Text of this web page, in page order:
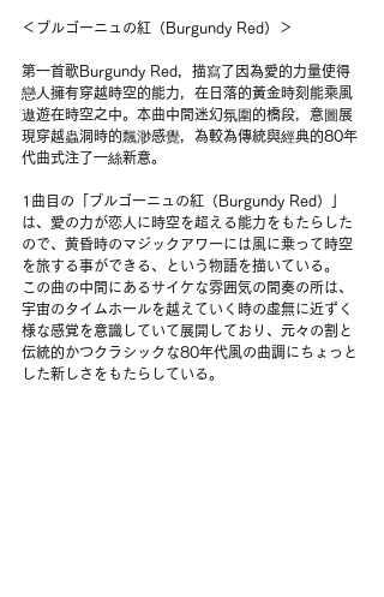
＜ブルゴーニュの紅（Burgundy Red）＞
第一首歌Burgundy Red，描寫了因為愛的力量使得
戀人擁有穿越時空的能力，在日落的黃金時刻能乘風
遨遊在時空之中。本曲中間迷幻氛圍的橋段，意圖展
現穿越蟲洞時的飄渺感覺，為較為傳統與經典的80年
代曲式注了一絲新意。
1曲目の「ブルゴーニュの紅（Burgundy Red）」
は、愛の力が恋人に時空を超える能力をもたらした
ので、黄昏時のマジックアワーには風に乗って時空
を旅する事ができる、という物語を描いている。
この曲の中間にあるサイケな雰囲気の間奏の所は、
宇宙のタイムホールを越えていく時の虛無に近ずく
様な感覚を意識していて展開しており、元々の割と
伝統的かつクラシックな80年代風の曲調にちょっと
した新しさをもたらしている。